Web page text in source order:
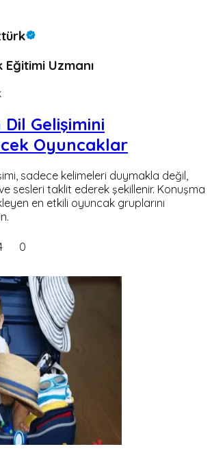
Uzmanı
Gelişimini
Oyuncaklar
sadece kelimeleri duymakla değil,
sesleri taklit ederek şekillenir. Konuşma
en etkili oyuncak gruplarını
0